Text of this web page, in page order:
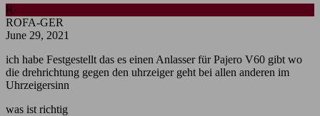
R
ROFA-GER
June 29, 2021
ich habe Festgestellt das es einen Anlasser für Pajero V60 gibt wo
die drehrichtung gegen den uhrzeiger geht bei allen anderen im
Uhrzeigersinn
was ist richtig